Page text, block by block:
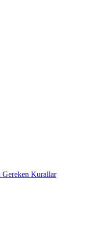
Gereken Kurallar